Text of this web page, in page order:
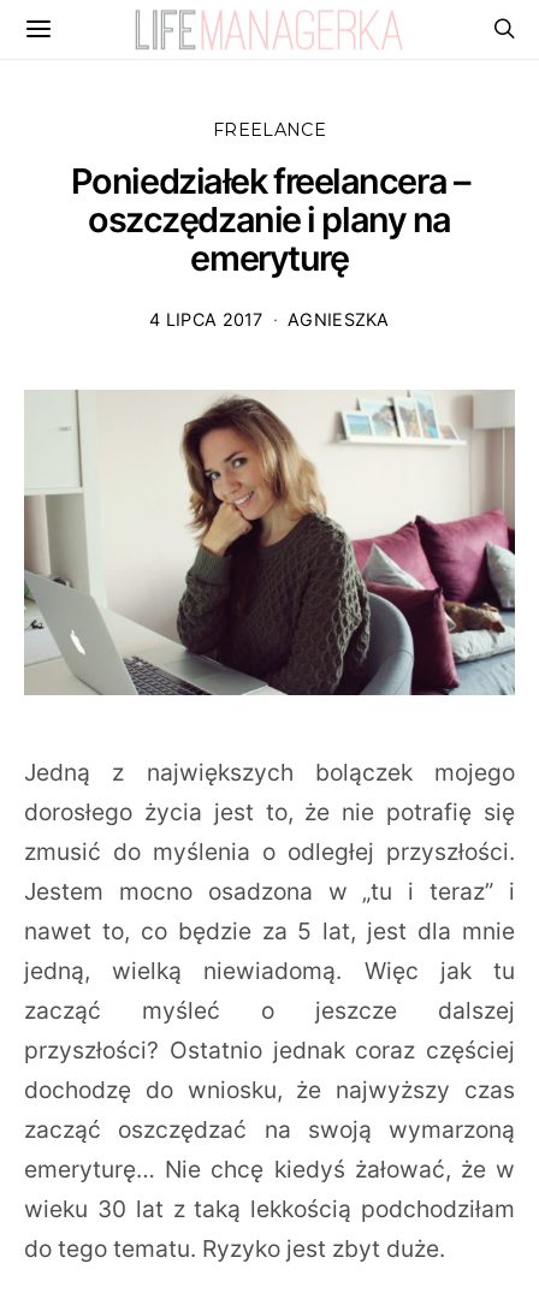
FREELANCE
Poniedziałek freelancera –
oszczędzanie i plany na
emeryturę
4 LIPCA 2017 AGNIESZKA
Jedną z największych bolączek mojego
dorosłego życia jest to, że nie potrafię się
zmusić do myślenia o odległej przyszłości.
Jestem mocno osadzona w „tu i teraz” i
nawet to, co będzie za 5 lat, jest dla mnie
jedną, wielką niewiadomą. Więc jak tu
zacząć myśleć o jeszcze dalszej
przyszłości? Ostatnio jednak coraz częściej
dochodzę do wniosku, że najwyższy czas
zacząć oszczędzać na swoją wymarzoną
emeryturę… Nie chcę kiedyś żałować, że w
wieku 30 lat z taką lekkością podchodziłam
do tego tematu. Ryzyko jest zbyt duże.